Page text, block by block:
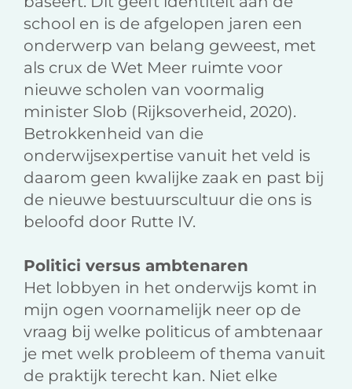
school en is de afgelopen jaren een
onderwerp van belang geweest, met
als crux de Wet Meer ruimte voor
nieuwe scholen van voormalig
minister Slob (Rijksoverheid, 2020).
Betrokkenheid van die
onderwijsexpertise vanuit het veld is
daarom geen kwalijke zaak en past bij
de nieuwe bestuurscultuur die ons is
beloofd door Rutte IV.
Politici versus ambtenaren
Het lobbyen in het onderwijs komt in
mijn ogen voornamelijk neer op de
vraag bij welke politicus of ambtenaar
je met welk probleem of thema vanuit
de praktijk terecht kan. Niet elke